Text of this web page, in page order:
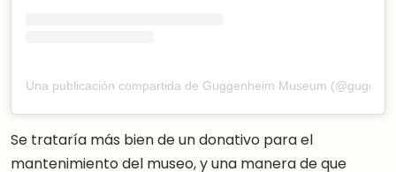
Una publicación compartida de Guggenheim Museum
Se trataría más bien de un donativo para el
mantenimiento del museo, y una manera de que